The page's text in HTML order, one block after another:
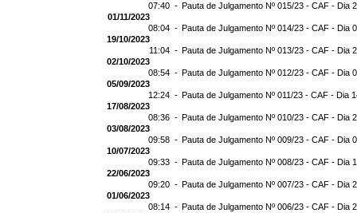
07:40 - Pauta de Julgamento Nº 015/23 - CAF - Dia
01/11/2023
08:04 - Pauta de Julgamento Nº 014/23 - CAF - Dia
19/10/2023
11:04 - Pauta de Julgamento Nº 013/23 - CAF - Dia
02/10/2023
08:54 - Pauta de Julgamento Nº 012/23 - CAF - Dia
05/09/2023
12:24 - Pauta de Julgamento Nº 011/23 - CAF - Dia
17/08/2023
08:36 - Pauta de Julgamento Nº 010/23 - CAF - Dia
03/08/2023
09:58 - Pauta de Julgamento Nº 009/23 - CAF - Dia
10/07/2023
09:33 - Pauta de Julgamento Nº 008/23 - CAF - Dia
22/06/2023
09:20 - Pauta de Julgamento Nº 007/23 - CAF - Dia
01/06/2023
08:14 - Pauta de Julgamento Nº 006/23 - CAF - Dia